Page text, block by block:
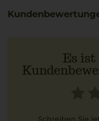
Es ist
Schreiben Sie